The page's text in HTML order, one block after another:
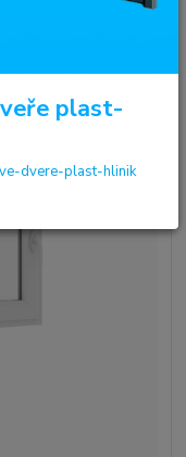
plast-
dvere-plast-hlinik